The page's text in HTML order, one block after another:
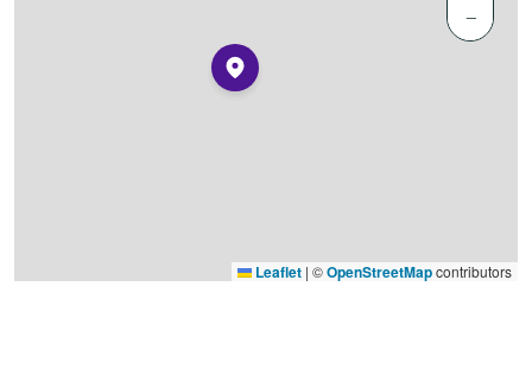
−
Leaflet | ©OpenStreetMapcontributors